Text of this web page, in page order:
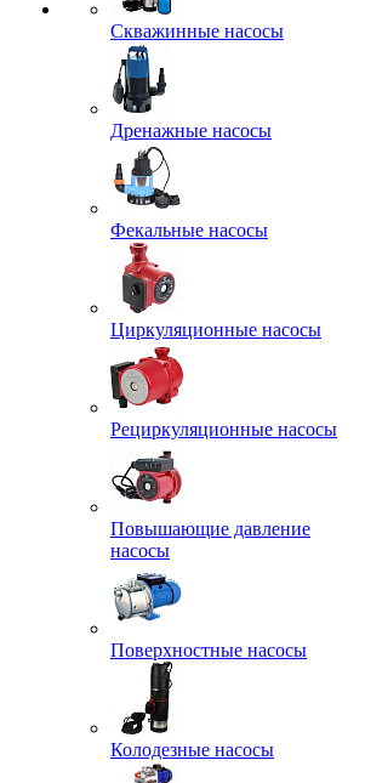
Скважинные насосы
Дренажные насосы
Фекальные насосы
Циркуляционные насосы
Рециркуляционные насосы
Повышающие давление
насосы
Поверхностные насосы
Колодезные насосы